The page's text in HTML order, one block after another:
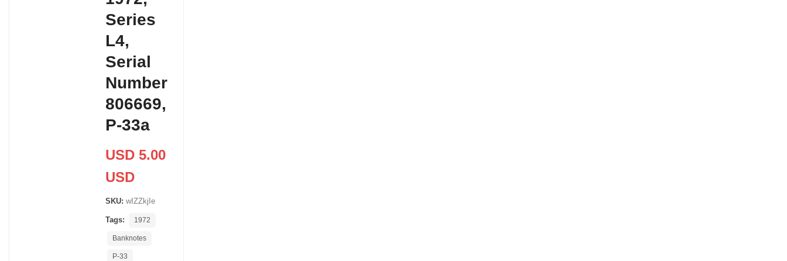
Series
L4,
Serial
Number
806669,
P-33a
USD 5.00
USD
SKU: wIZZkjIe
Tags: 1972
Banknotes
P-33